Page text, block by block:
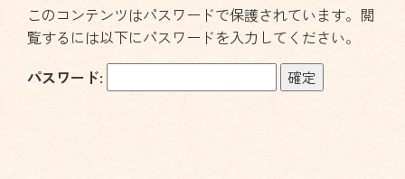
このコンテンツはパスワードで保護されています。閲
覧するには以下にパスワードを入力してください。
パスワード: